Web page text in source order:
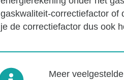
gaskwaliteit-correctiefactor of
je de correctiefactor dus ook
Meer